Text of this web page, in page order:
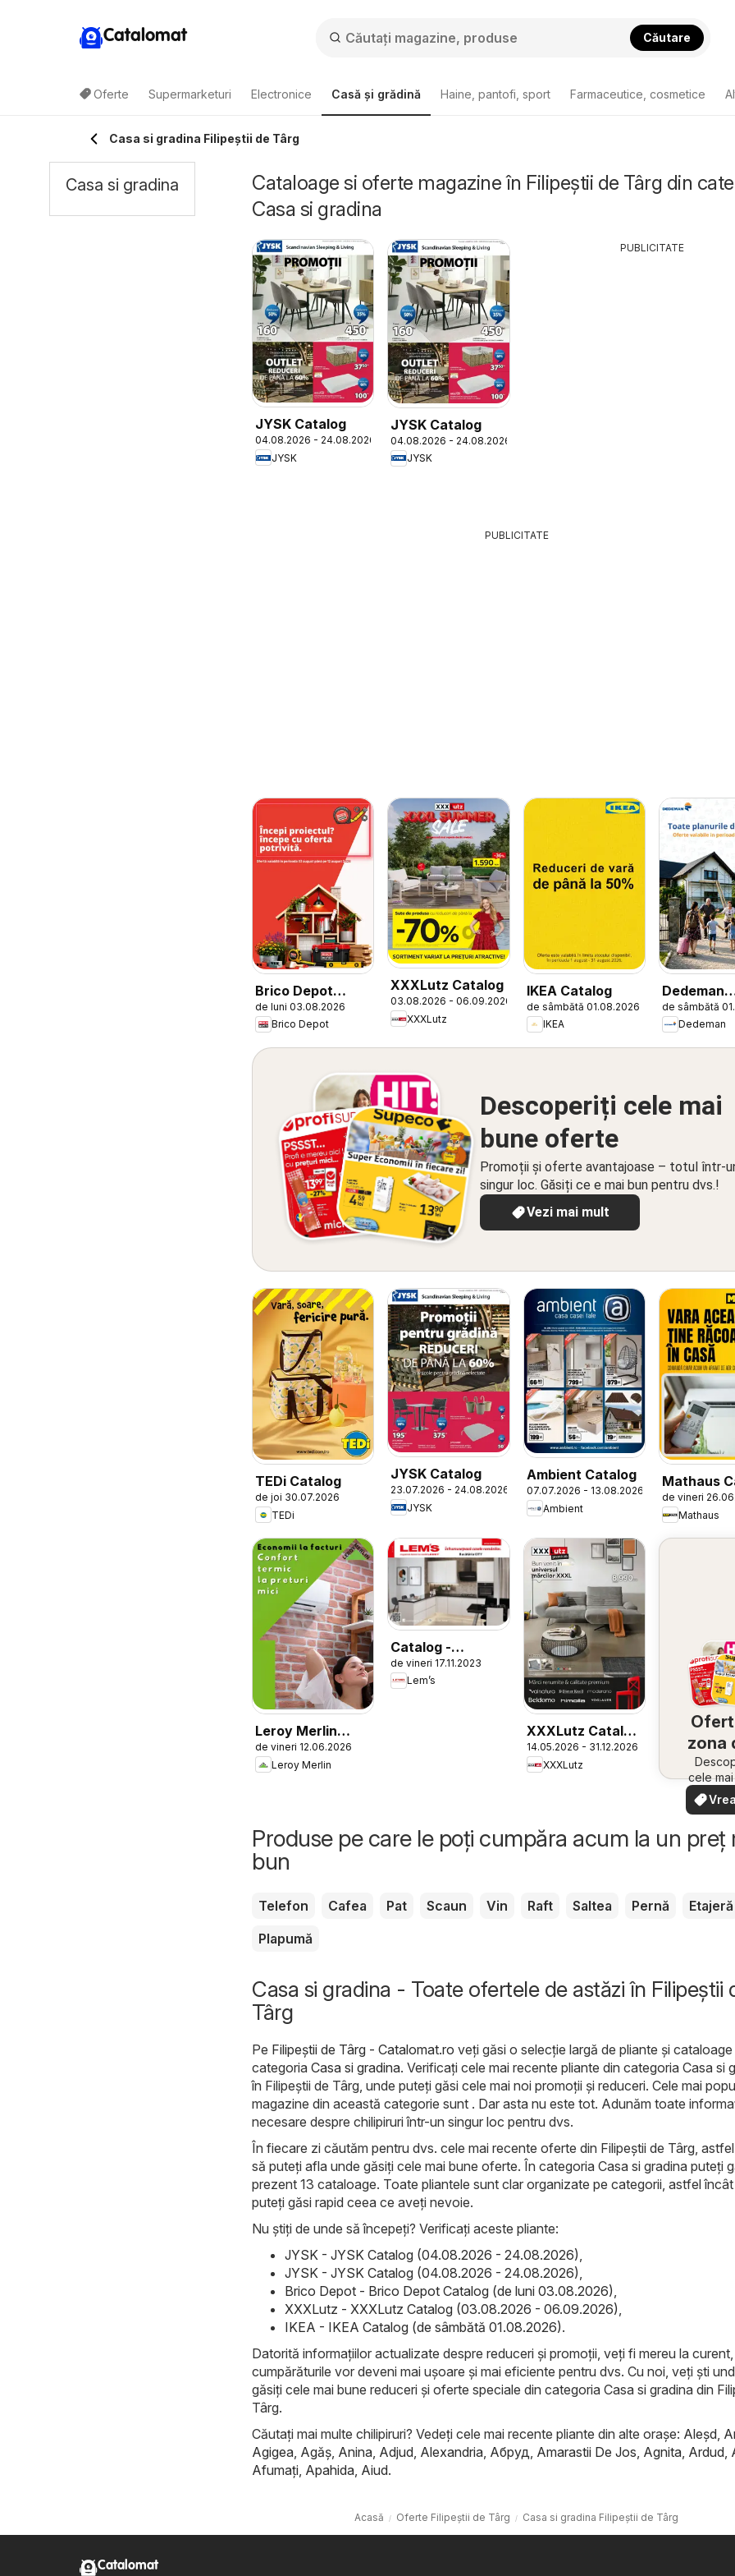
Catalomat Căutare
Oferte Supermarketuri Electronice Casă și grădină Haine, pantofi, sport Farmaceutice, cosmetice
Casa si gradina Filipeştii de Târg
Cataloage si oferte magazine în Filipeştii de Târg din
Casa si gradina
JYSK Catalog
04.08.2026 - 24.08.2026
JYSK
JYSK Catalog
04.08.2026 - 24.08.2026
JYSK
PUBLICITATE
PUBLICITATE
Brico Depot
Catalog
de luni 03.08.2026
Brico Depot
XXXLutz Catalog
03.08.2026 - 06.09.2026
XXXLutz
IKEA Catalog
de sâmbătă 01.08.2026
IKEA
Dedeman
Catalog
de sâmbătă
Dedeman
Descoperiți cele mai
bune oferte
Promoții și oferte avantajoase – totul într-
singur loc. Găsiți ce e mai bun pentru dvs.!
Vezi mai mult
TEDi Catalog
de joi 30.07.2026
TEDi
JYSK Catalog
23.07.2026 - 24.08.2026
JYSK
Ambient Catalog
07.07.2026 - 13.08.2026
Ambient
Mathaus
de vineri
Mathaus
Leroy Merlin
Catalog
de vineri 12.06.2026
Leroy Merlin
Catalog -
Bucătăria City
de vineri 17.11.2023
Lem’s
XXXLutz Catalog
Premium
14.05.2026 - 31.12.2026
XXXLutz
zona
cele
oferte
văd
Produse pe care le poți cumpăra acum la un preț
bun
Telefon Cafea Pat Scaun Vin Raft Saltea Pernă
Etajeră
Plapumă
Casa si gradina - Toate ofertele de astăzi în Filipeştii
Târg
Pe Filipeştii de Târg - Catalomat.ro veți găsi o selecție largă de pliante și cataloage
categoria Casa si gradina. Verificați cele mai recente pliante din categoria Casa si
în Filipeştii de Târg, unde puteți găsi cele mai noi promoții și reduceri. Cele mai
magazine din această categorie sunt . Dar asta nu este tot. Adunăm toate
necesare despre chilipiruri într-un singur loc pentru dvs.
În fiecare zi căutăm pentru dvs. cele mai recente oferte din Filipeştii de Târg,
să puteți afla unde găsiți cele mai bune oferte. În categoria Casa si gradina puteți
prezent 13 cataloage. Toate pliantele sunt clar organizate pe categorii, astfel
puteți găsi rapid ceea ce aveți nevoie.
Nu știți de unde să începeți? Verificați aceste pliante:
JYSK - JYSK Catalog (04.08.2026 - 24.08.2026),
JYSK - JYSK Catalog (04.08.2026 - 24.08.2026),
Brico Depot - Brico Depot Catalog (de luni 03.08.2026),
XXXLutz - XXXLutz Catalog (03.08.2026 - 06.09.2026),
IKEA - IKEA Catalog (de sâmbătă 01.08.2026).
Datorită informațiilor actualizate despre reduceri și promoții, veți fi mereu la
cumpărăturile vor deveni mai ușoare și mai eficiente pentru dvs. Cu noi, veți ști
găsiți cele mai bune reduceri și oferte speciale din categoria Casa si gradina din
Târg.
Căutați mai multe chilipiruri? Vedeți cele mai recente pliante din alte orașe: Aleşd,
Agigea, Agăş, Anina, Adjud, Alexandria, Абруд, Amarastii De Jos, Agnita, Ardud,
Afumaţi, Apahida, Aiud.
Acasă Oferte Filipeştii de Târg Casa si gradina Filipeştii de Târg
Casa si gradina
Catalomat